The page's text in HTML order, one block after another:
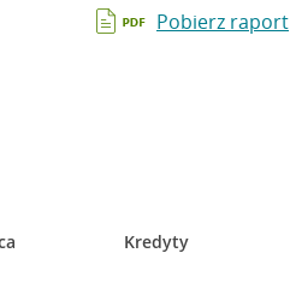
Pobierz raport
Kredyty